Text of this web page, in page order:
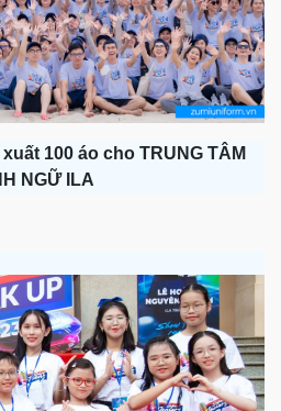
100 áo cho TRUNG TÂM
NGỮ ILA